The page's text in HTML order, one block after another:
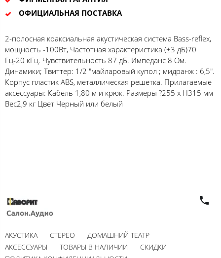
ОФИЦИАЛЬНАЯ ПОСТАВКА
2-полосная коаксиальная акустическая система Bass-reflex,
мощность -100Вт, Частотная характеристика (±3 дБ)70
Гц-20 кГц. Чувствительность 87 дБ. Импеданс 8 Ом.
Динамики; Твиттер: 1/2 "майларовый купол ; мидранж : 6,5".
Корпус пластик ABS, металлическая решетка. Прилагаемые
аксессуары: Кабель 1,80 м и крюк. Размеры ?255 x H315 мм
Вес2,9 кг Цвет Черный или белый
АКУСТИКА СТЕРЕО
ДОМАШНИЙ ТЕАТР
АКСЕССУАРЫ
ТОВАРЫ В НАЛИЧИИ
СКИДКИ